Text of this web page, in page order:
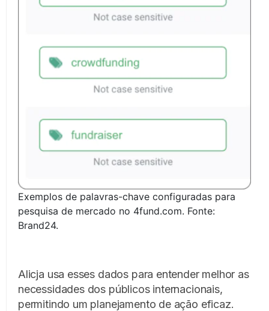
Exemplos de palavras-chave configuradas para
pesquisa de mercado no 4fund.com. Fonte:
Brand24.
Alicja usa esses dados para entender melhor as
necessidades dos públicos internacionais,
permitindo um planejamento de ação eficaz.